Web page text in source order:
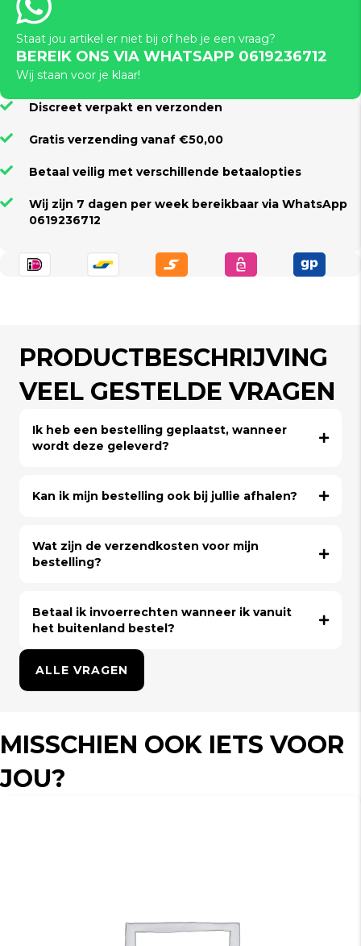
Staat jou artikel er niet bij of heb je een vraag?
BEREIK ONS VIA WHATSAPP 0619236712
Wij staan voor je klaar!
Discreet verpakt en verzonden
Gratis verzending vanaf €50,00
Betaal veilig met verschillende betaalopties
Wij zijn 7 dagen per week bereikbaar via WhatsApp
0619236712
PRODUCTBESCHRIJVING
VEEL GESTELDE VRAGEN
Ik heb een bestelling geplaatst, wanneer
wordt deze geleverd?
Kan ik mijn bestelling ook bij jullie afhalen?
Wat zijn de verzendkosten voor mijn
bestelling?
Betaal ik invoerrechten wanneer ik vanuit
het buitenland bestel?
ALLE VRAGEN
MISSCHIEN OOK IETS VOOR
JOU?